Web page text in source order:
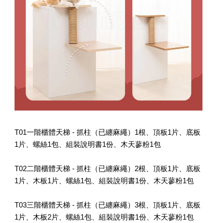
T01一階櫃體天梯 - 抓柱（已纏麻繩）1根、頂板1片、底板
1片、螺絲1包、組裝說明書1份、木天蓼粉1包
T02二階櫃體天梯 - 抓柱（已纏麻繩）2根、頂板1片、底板
1片、木板1片、螺絲1包、組裝說明書1份、木天蓼粉1包
T03三階櫃體天梯 - 抓柱（已纏麻繩）3根、頂板1片、底板
1片、木板2片、螺絲1包、組裝說明書1份、木天蓼粉1包